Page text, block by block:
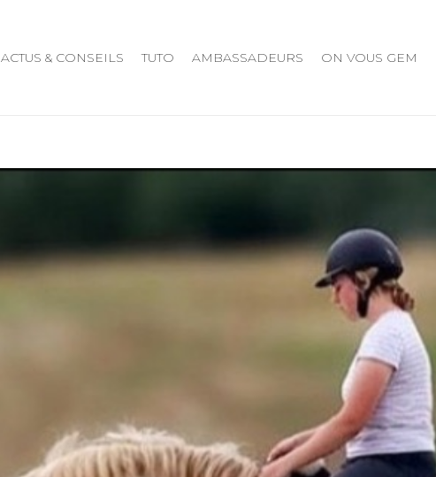
ACTUS & CONSEILS TUTO AMBASSADEURS ON VOUS GEM